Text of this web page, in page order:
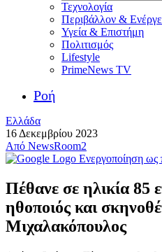
Τεχνολογία
Περιβάλλον &
Υγεία & Επιστήμη
Πολιτισμός
Lifestyle
PrimeNews TV
Ροή
Ελλάδα
16 Δεκεμβρίου 2023
Από NewsRoom2
Ενεργοποίηση ως
Πέθανε σε ηλικία 85
ηθοποιός και
Μιχαλακόπουλος